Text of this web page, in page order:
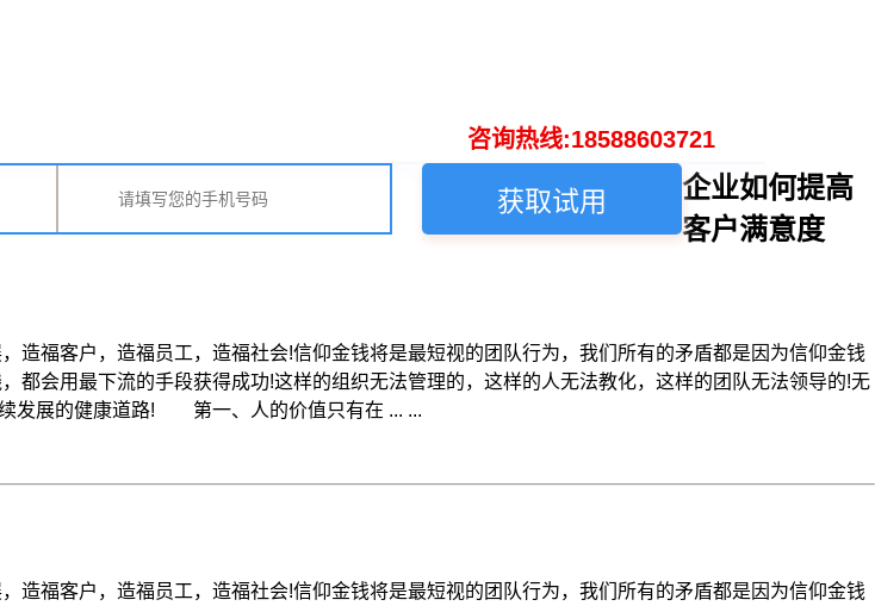
咨询热线:18588603721
获取试用
企业如何提高
客户满意度
福客户，造福员工，造福社会!信仰金钱将是最短视的团队行为，我们所有的矛盾都是因为信仰金钱
会用最下流的手段获得成功!这样的组织无法管理的，这样的人无法教化，这样的团队无法领导的!无
续发展的健康道路! 第一、人的价值只有在 ... ...
福客户，造福员工，造福社会!信仰金钱将是最短视的团队行为，我们所有的矛盾都是因为信仰金钱